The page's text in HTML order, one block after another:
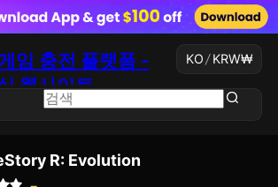
KO/ KRW₩
R: Evolution